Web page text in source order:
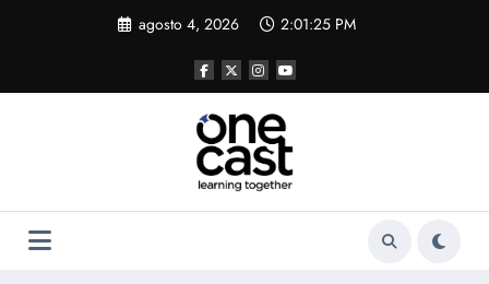
agosto 4, 2026 2:01:25 PM